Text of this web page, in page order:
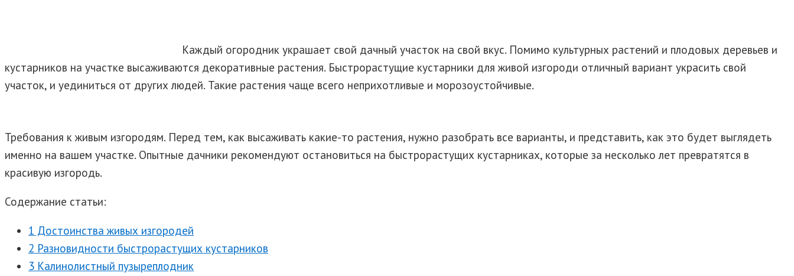
Каждый огородник украшает свой дачный участок на свой вкус. Помимо культурных растений и плодовых деревьев и
кустарников на участке высаживаются декоративные растения. Быстрорастущие кустарники для живой изгороди отличный вариант украсить свой
участок, и уединиться от других людей. Такие растения чаще всего неприхотливые и морозоустойчивые.
Требования к живым изгородям. Перед тем, как высаживать какие-то растения, нужно разобрать все варианты, и представить, как это будет выглядеть
именно на вашем участке. Опытные дачники рекомендуют остановиться на быстрорастущих кустарниках, которые за несколько лет превратятся в
красивую изгородь.
Содержание статьи:
1 Достоинства живых изгородей
2 Разновидности быстрорастущих кустарников
3 Калинолистный пузыреплодник